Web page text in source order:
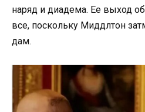
наряд и диадема. Ее выход
все, поскольку Миддлтон
дам.